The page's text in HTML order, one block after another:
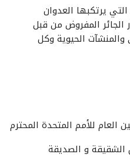
يرتكبها العدوان
الجائر المفروض من قبل
والمنشآت الحيوية وكل
للأمم المتحدة المحترم
الشقيقة و الصديقة